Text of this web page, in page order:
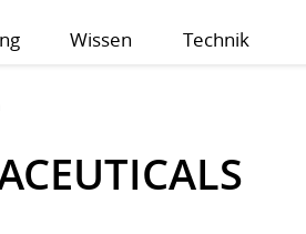
Wissen Technik